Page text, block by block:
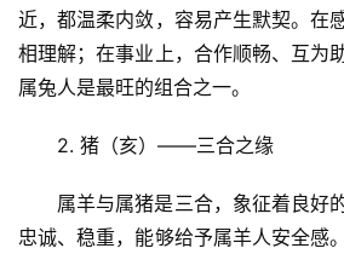
近，都温柔内敛，容易产生默契。在
相理解；在事业上，合作顺畅、互为
属兔人是最旺的组合之一。
2. 猪（亥）——三合之缘
属羊与属猪是三合，象征着良好
忠诚、稳重，能够给予属羊人安全感